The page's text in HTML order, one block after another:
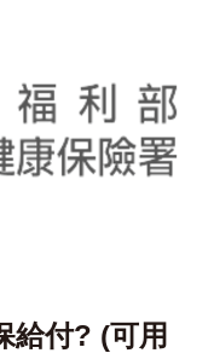
給付? (可用